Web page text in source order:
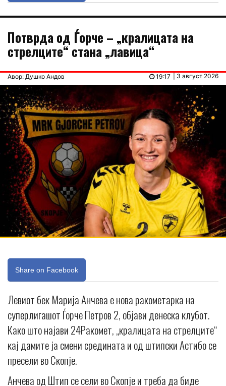
Потврда од Ѓорче – „кралицата на
стрелците“ стана „лавица“
Авор: Душко Андов | 3 август 2026
19:17
Share on Facebook
Левиот бек Марија Анчева е нова ракометарка на
суперлигашот Ѓорче Петров 2, објави денеска клубот.
Како што најави 24Ракомет, „кралицата на стрелците“
кај дамите ја смени средината и од штипски Астибо се
пресели во Скопје.
Анчева од Штип се сели во Скопје и треба да биде